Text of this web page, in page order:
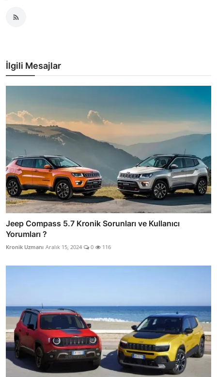
İlgili Mesajlar
Jeep Compass 5.7 Kronik Sorunları ve Kullanıcı
Yorumları ?
Kronik Uzmanı Aralık 15, 2024 0 116